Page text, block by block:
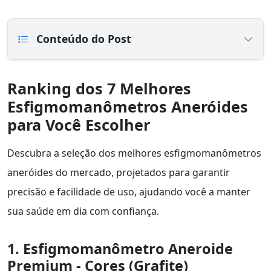
Conteúdo do Post
Ranking dos 7 Melhores
Esfigmomanômetros Aneróides
para Você Escolher
Descubra a seleção dos melhores esfigmomanômetros
aneróides do mercado, projetados para garantir
precisão e facilidade de uso, ajudando você a manter
sua saúde em dia com confiança.
1. Esfigmomanômetro Aneroide
Premium - Cores (Grafite)